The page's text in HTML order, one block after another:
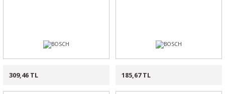
309,46 TL 185,67 TL